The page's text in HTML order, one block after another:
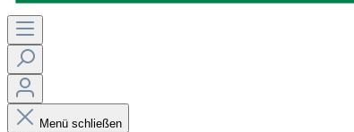
Menü schließen